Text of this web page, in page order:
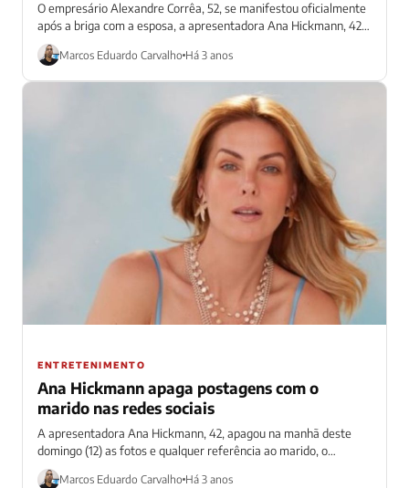
O empresário Alexandre Corrêa, 52, se manifestou oficialmente
após a briga com a esposa, a apresentadora Ana Hickmann, 42,
quando ele a...
Marcos Eduardo Carvalho Há 3 anos
ENTRETENIMENTO
Ana Hickmann apaga postagens com o
marido nas redes sociais
A apresentadora Ana Hickmann, 42, apagou na manhã deste
domingo (12) as fotos e qualquer referência ao marido, o
empresário Alexandre Correa,...
Marcos Eduardo Carvalho Há 3 anos